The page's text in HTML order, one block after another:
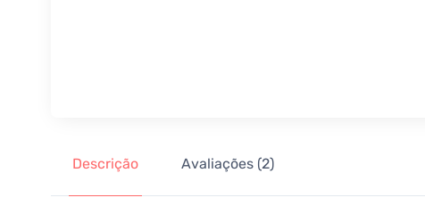
Descrição Avaliações (2)